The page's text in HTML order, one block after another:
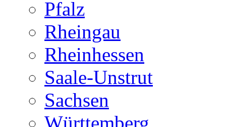
Pfalz
Rheingau
Rheinhessen
Saale-Unstrut
Sachsen